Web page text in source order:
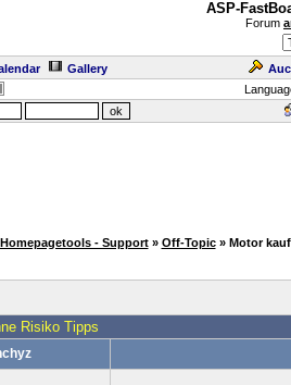
ASP-
Forum
Gallery
Homepagetools - Support » Off-Topic » Motor
Risiko Tipps